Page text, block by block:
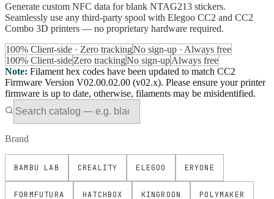
Generate custom NFC data for blank NTAG213 stickers.
Seamlessly use any third-party spool with Elegoo CC2 and CC2
Combo 3D printers — no proprietary hardware required.
100% Client-side · Zero trackingNo sign-up · Always free
100% Client-sideZero trackingNo sign-upAlways free
Note: Filament hex codes have been updated to match CC2
Firmware Version V02.00.02.00 (v02.x). Please ensure your printer
firmware is up to date, otherwise, filaments may be misidentified.
Brand
BAMBU LAB CREALITY ELEGOO ERYONE
FORMFUTURA HATCHBOX KINGROON POLYMAKER